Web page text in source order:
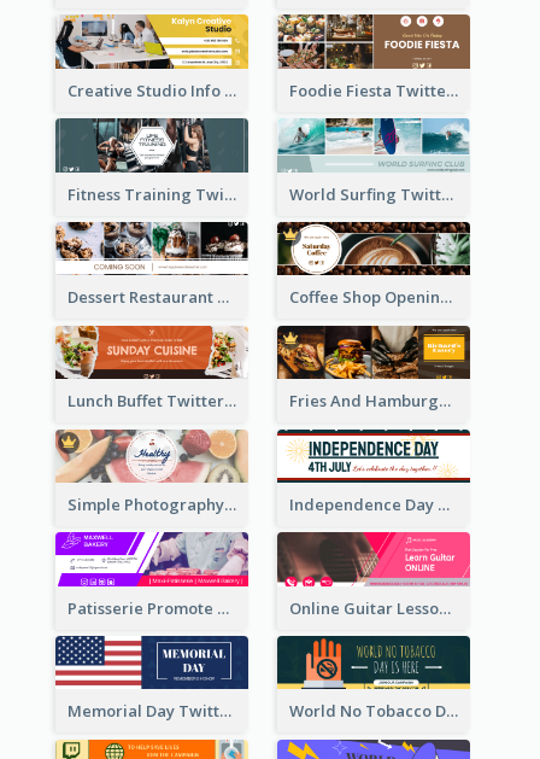
Creative Studio Info Twitter Header Foodie Fiesta Twitter Header
Fitness Training Twitter Header World Surfing Twitter Header
Dessert Restaurant Twitter Header Coffee Shop Opening Twitter Header
Lunch Buffet Twitter Header Fries And Hamburger Restaurant Twitter Header
Simple Photography Twitter Header Promoting Healthy Independence Day Twitter Header With Decorations
Patisserie Promote Twitter Header Online Guitar Lesson Twitter Header
Memorial Day Twitter Header With Flag World No Tobacco Day Twitter Header